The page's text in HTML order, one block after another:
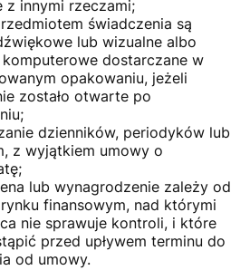
z innymi rzeczami;
świadczenia są
lub wizualne albo
dostarczane w
opakowaniu, jeżeli
zostało otwarte po
dzienników, periodyków lub
z wyjątkiem umowy o
lub wynagrodzenie zależy od
finansowym, nad którymi
nie sprawuje kontroli, i które
przed upływem terminu do
od umowy.